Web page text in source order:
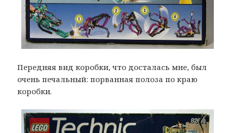
Передняя вид коробки, что досталась мне, был
очень печальный: порванная полоза по краю
коробки.